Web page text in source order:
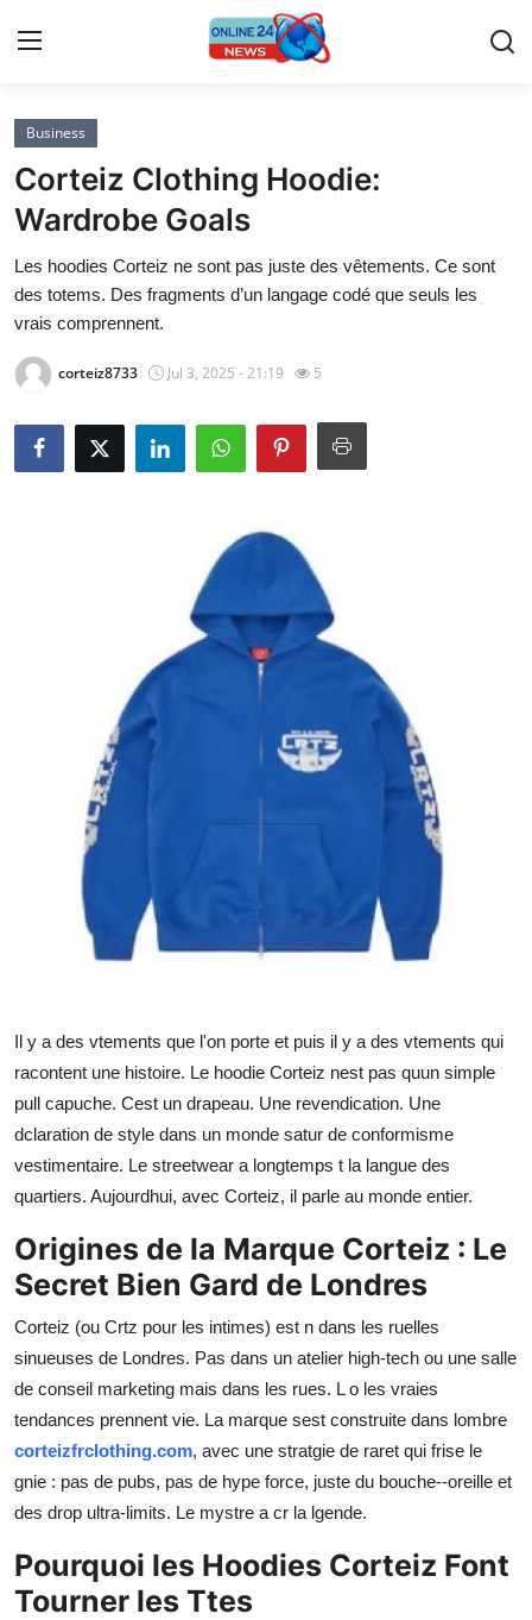
Home
Press Release
Contact
Privacy Policy
About
News Network
Advertise with US
General
Real Estate
How To
Top 10
Business
Corteiz Clothing Hoodie:
Wardrobe Goals
Les hoodies Corteiz ne sont pas juste des vêtements. Ce sont
des totems. Des fragments d’un langage codé que seuls les
vrais comprennent.
corteiz8733 Jul 3, 2025 - 21:19 5
Il y a des vtements que l'on porte et puis il y a des vtements qui
racontent une histoire. Le hoodie Corteiz nest pas quun simple
pull capuche. Cest un drapeau. Une revendication. Une
dclaration de style dans un monde satur de conformisme
vestimentaire. Le streetwear a longtemps t la langue des
quartiers. Aujourdhui, avec Corteiz, il parle au monde entier.
Origines de la Marque Corteiz : Le
Secret Bien Gard de Londres
Corteiz (ou Crtz pour les intimes) est n dans les ruelles
sinueuses de Londres. Pas dans un atelier high-tech ou une salle
de conseil marketing mais dans les rues. L o les vraies
tendances prennent vie. La marque sest construite dans lombre
corteizfrclothing.com, avec une stratgie de raret qui frise le
gnie : pas de pubs, pas de hype force, juste du bouche--oreille et
des drop ultra-limits. Le mystre a cr la lgende.
Pourquoi les Hoodies Corteiz Font
Tourner les Ttes